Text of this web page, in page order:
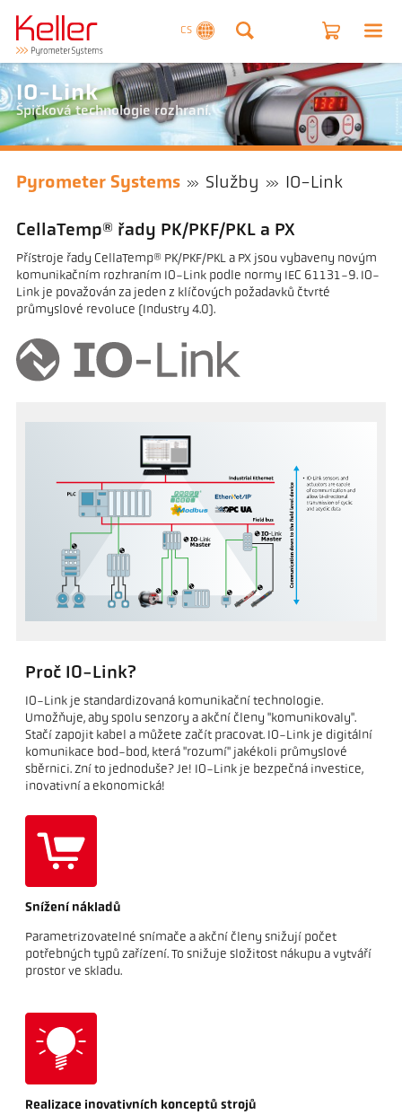
CS
IO-Link
Špičková technologie rozhraní.
Pyrometer Systems Služby IO-Link
CellaTemp® řady PK/PKF/PKL a PX
Přístroje řady CellaTemp® PK/PKF/PKL a PX jsou vybaveny novým
komunikačním rozhraním IO-Link podle normy IEC 61131-9. IO-
Link je považován za jeden z klíčových požadavků čtvrté
průmyslové revoluce (Industry 4.0).
Proč IO-Link?
IO-Link je standardizovaná komunikační technologie.
Umožňuje, aby spolu senzory a akční členy "komunikovaly".
Stačí zapojit kabel a můžete začít pracovat. IO-Link je digitální
komunikace bod-bod, která "rozumí" jakékoli průmyslové
sběrnici. Zní to jednoduše? Je! IO-Link je bezpečná investice,
inovativní a ekonomická!
Snížení nákladů
Parametrizovatelné snímače a akční členy snižují počet
potřebných typů zařízení. To snižuje složitost nákupu a vytváří
prostor ve skladu.
Realizace inovativních konceptů strojů